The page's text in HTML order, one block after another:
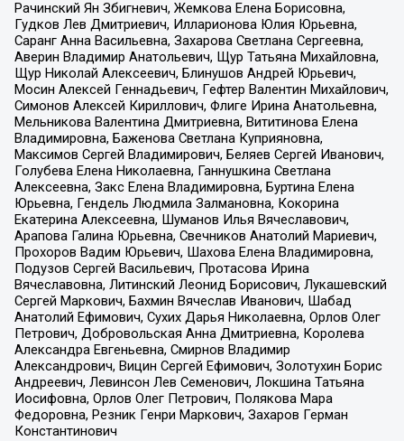
Рачинский Ян Збигневич, Жемкова Елена Борисовна,
Гудков Лев Дмитриевич, Илларионова Юлия Юрьевна,
Саранг Анна Васильевна, Захарова Светлана Сергеевна,
Аверин Владимир Анатольевич, Щур Татьяна Михайловна,
Щур Николай Алексеевич, Блинушов Андрей Юрьевич,
Мосин Алексей Геннадьевич, Гефтер Валентин Михайлович,
Симонов Алексей Кириллович, Флиге Ирина Анатольевна,
Мельникова Валентина Дмитриевна, Вититинова Елена
Владимировна, Баженова Светлана Куприяновна,
Максимов Сергей Владимирович, Беляев Сергей Иванович,
Голубева Елена Николаевна, Ганнушкина Светлана
Алексеевна, Закс Елена Владимировна, Буртина Елена
Юрьевна, Гендель Людмила Залмановна, Кокорина
Екатерина Алексеевна, Шуманов Илья Вячеславович,
Арапова Галина Юрьевна, Свечников Анатолий Мариевич,
Прохоров Вадим Юрьевич, Шахова Елена Владимировна,
Подузов Сергей Васильевич, Протасова Ирина
Вячеславовна, Литинский Леонид Борисович, Лукашевский
Сергей Маркович, Бахмин Вячеслав Иванович, Шабад
Анатолий Ефимович, Сухих Дарья Николаевна, Орлов Олег
Петрович, Добровольская Анна Дмитриевна, Королева
Александра Евгеньевна, Смирнов Владимир
Александрович, Вицин Сергей Ефимович, Золотухин Борис
Андреевич, Левинсон Лев Семенович, Локшина Татьяна
Иосифовна, Орлов Олег Петрович, Полякова Мара
Федоровна, Резник Генри Маркович, Захаров Герман
Константинович